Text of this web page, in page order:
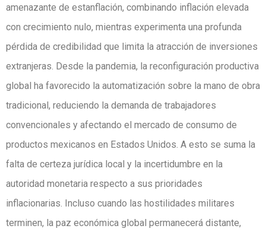
amenazante de estanflación, combinando inflación elevada
con crecimiento nulo, mientras experimenta una profunda
pérdida de credibilidad que limita la atracción de inversiones
extranjeras. Desde la pandemia, la reconfiguración productiva
global ha favorecido la automatización sobre la mano de obra
tradicional, reduciendo la demanda de trabajadores
convencionales y afectando el mercado de consumo de
productos mexicanos en Estados Unidos. A esto se suma la
falta de certeza jurídica local y la incertidumbre en la
autoridad monetaria respecto a sus prioridades
inflacionarias. Incluso cuando las hostilidades militares
terminen, la paz económica global permanecerá distante,